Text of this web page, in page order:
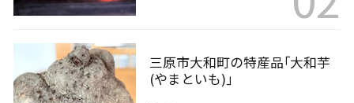
三原市大和町の特産品｢大和芋
(やまといも)｣